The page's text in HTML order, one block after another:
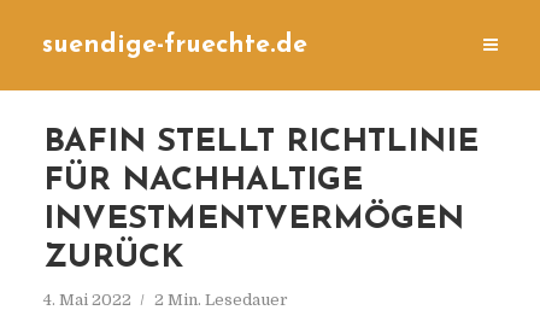
suendige-fruechte.de
BAFIN STELLT RICHTLINIE
FÜR NACHHALTIGE
INVESTMENTVERMÖGEN
ZURÜCK
4. Mai 2022 2 Min. Lesedauer